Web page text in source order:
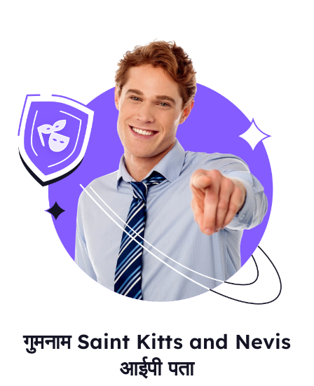
गुमनाम Saint Kitts and Nevis
आईपी पता